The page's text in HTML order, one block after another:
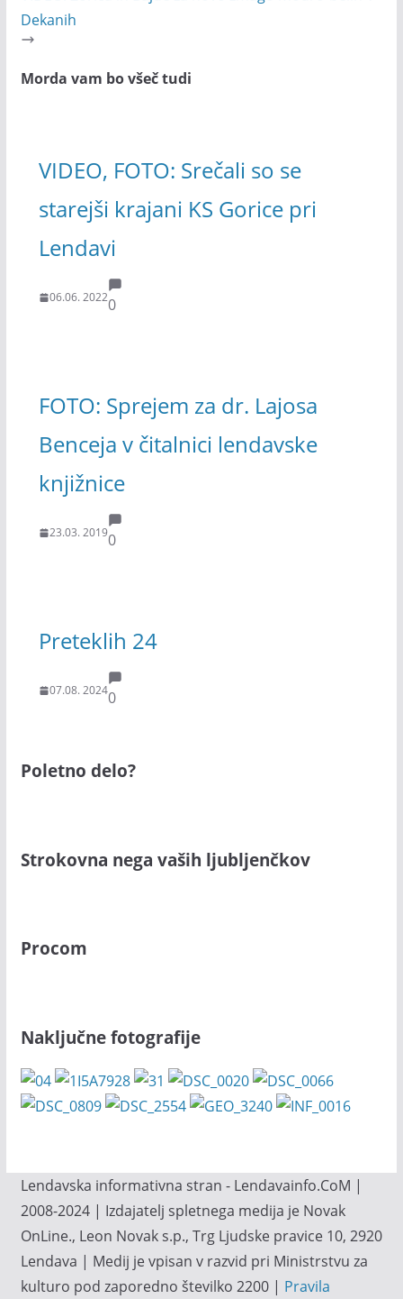
Dekanih
Morda vam bo všeč tudi
VIDEO, FOTO: Srečali so se
starejši krajani KS Gorice pri
Lendavi
06.06. 20220
FOTO: Sprejem za dr. Lajosa
Benceja v čitalnici lendavske
knjižnice
23.03. 20190
Preteklih 24
07.08. 20240
Poletno delo?
Strokovna nega vaših ljubljenčkov
Procom
Naključne fotografije
Lendavska informativna stran - Lendavainfo.CoM |
2008-2024 | Izdajatelj spletnega medija je Novak
OnLine., Leon Novak s.p., Trg Ljudske pravice 10, 2920
Lendava | Medij je vpisan v razvid pri Ministrstvu za
kulturo pod zaporedno številko 2200 | Pravila